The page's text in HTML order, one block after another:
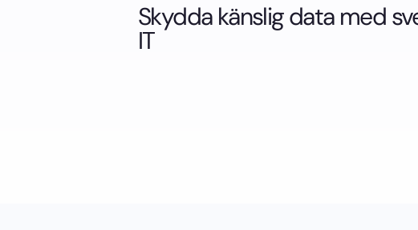
Skydda känslig data med
IT